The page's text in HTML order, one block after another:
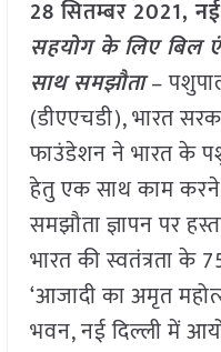
28 सितम्बर 2021,
सहयोग के लिए बिल
साथ समझौता–
(डीएएचडी), भारत
फाउंडेशन ने भारत के
हेतु एक साथ काम
समझौता ज्ञापन पर
भारत की स्वतंत्रता के
‘आजादी का अमृत
भवन, नई दिल्ली में